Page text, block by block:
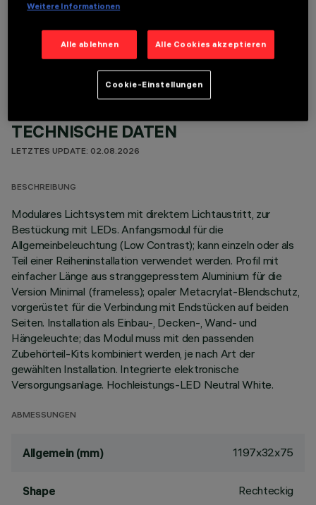
OPTIONALE KOMPONENTEN
TECHNISCHE DATEN
LETZTES UPDATE: 02.08.2026
BESCHREIBUNG
Modulares Lichtsystem mit direktem Lichtaustritt, zur
Bestückung mit LEDs. Anfangsmodul für die
Allgemeinbeleuchtung (Low Contrast); kann einzeln oder als
Teil einer Reiheninstallation verwendet werden. Profil mit
einfacher Länge aus stranggepresstem Aluminium für die
Version Minimal (frameless); opaler Metacrylat-Blendschutz,
vorgerüstet für die Verbindung mit Endstücken auf beiden
Seiten. Installation als Einbau-, Decken-, Wand- und
Hängeleuchte; das Modul muss mit den passenden
Zubehörteil-Kits kombiniert werden, je nach Art der
gewählten Installation. Integrierte elektronische
Versorgungsanlage. Hochleistungs-LED Neutral White.
ABMESSUNGEN
Allgemein (mm) 1197x32x75
Shape Rechteckig
Weitere Informationen
Alle ablehnen Alle Cookies akzeptieren
Cookie-Einstellungen